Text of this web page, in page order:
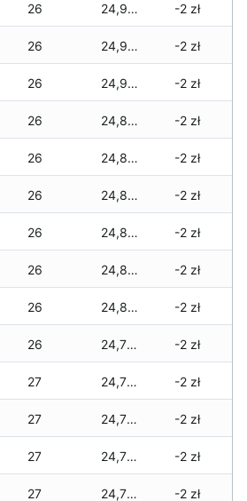
26 24,945 zł -2 zł
26 24,900 zł -2 zł
26 24,900 zł -2 zł
26 24,880 zł -2 zł
26 24,880 zł -2 zł
26 24,855 zł -2 zł
26 24,855 zł -2 zł
26 24,835 zł -2 zł
26 24,815 zł -2 zł
26 24,795 zł -2 zł
27 24,775 zł -2 zł
27 24,755 zł -2 zł
27 24,755 zł -2 zł
27 24,755 zł -2 zł